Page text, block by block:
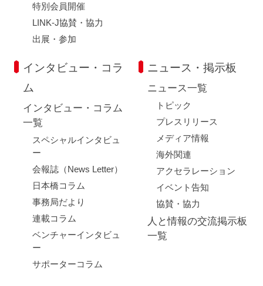
特別会員開催
LINK-J協賛・協力
出展・参加
インタビュー・コラ
ム
インタビュー・コラム
一覧
スペシャルインタビュ
ー
会報誌（News Letter）
日本橋コラム
事務局だより
連載コラム
ベンチャーインタビュ
ー
サポーターコラム
ニュース・掲示板
ニュース一覧
トピック
プレスリリース
メディア情報
海外関連
アクセラレーション
イベント告知
協賛・協力
人と情報の交流掲示板
一覧